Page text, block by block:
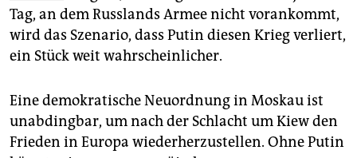
Tag, an dem Russlands Armee nicht vorankommt,
wird das Szenario, dass Putin diesen Krieg verliert,
ein Stück weit wahrscheinlicher.
Eine demokratische Neuordnung in Moskau ist
unabdingbar, um nach der Schlacht um Kiew den
Frieden in Europa wiederherzustellen. Ohne Putin